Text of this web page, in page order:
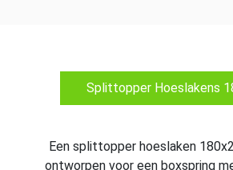
Splittopper Hoeslakens
Een splittopper hoeslaken
ontworpen voor een boxspring